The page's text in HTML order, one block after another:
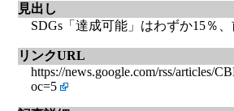
見出し
SDGs「達成可能」はわずか15％
リンクURL
https://news.google.com/rss/
oc=5